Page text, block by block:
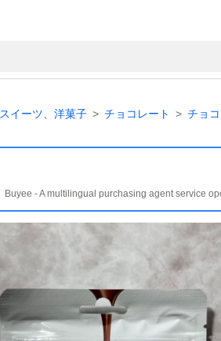
スイーツ、洋菓子 チョコレート チョ
Buyee - A multilingual purchasing agent service